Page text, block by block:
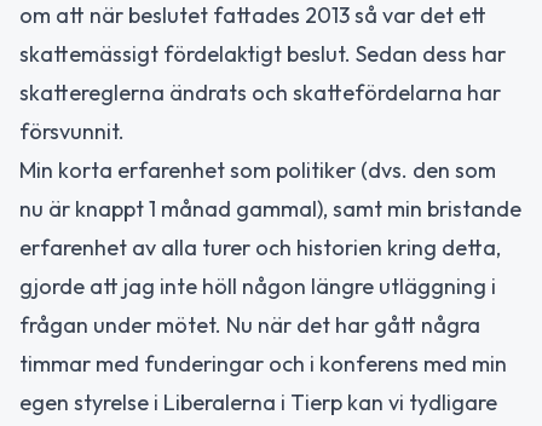
om att när beslutet fattades 2013 så var det ett
skattemässigt fördelaktigt beslut. Sedan dess har
skattereglerna ändrats och skattefördelarna har
försvunnit.
Min korta erfarenhet som politiker (dvs. den som
nu är knappt 1 månad gammal), samt min bristande
erfarenhet av alla turer och historien kring detta,
gjorde att jag inte höll någon längre utläggning i
frågan under mötet. Nu när det har gått några
timmar med funderingar och i konferens med min
egen styrelse i Liberalerna i Tierp kan vi tydligare